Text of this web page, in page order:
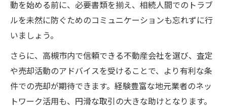
動を始める前に、必要書類を揃え、相続人間でのトラブ
ルを未然に防ぐためのコミュニケーションも忘れずに行
いましょう。
さらに、高槻市内で信頼できる不動産会社を選び、査定
や売却活動のアドバイスを受けることで、より有利な条
件での売却が期待できます。経験豊富な地元業者のネッ
トワーク活用も、円滑な取引の大きな助けとなります。